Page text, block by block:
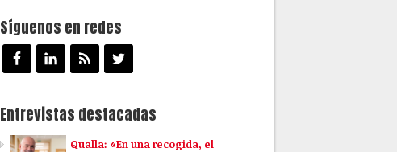
Síguenos en redes
Entrevistas destacadas
Qualla: «En una recogida, el